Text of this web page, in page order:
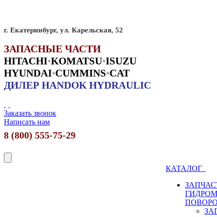
г. Екатеринбург, ул. Карельская, 52
ЗАПАСНЫЕ ЧАСТИ
HITACHI•KOMATSU•ISUZU
HYUNDAI•CUMMINS•CAT
ДИЛЕР HANDOK HYDRAULIC
Заказать звонок
Написать нам
8 (800) 555-75-29
КАТАЛОГ